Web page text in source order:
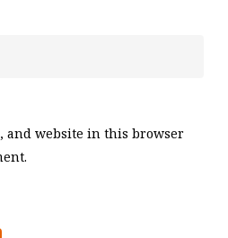
and website in this browser